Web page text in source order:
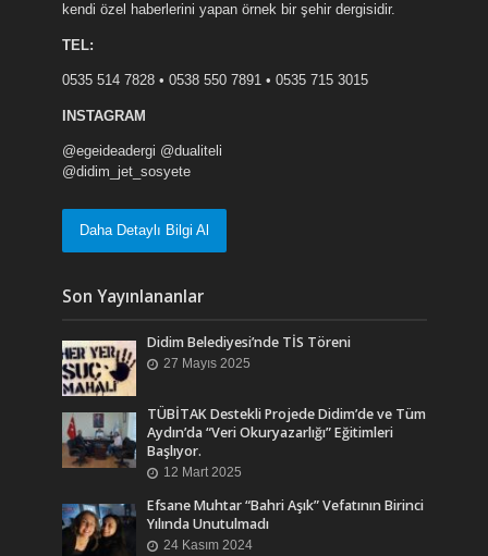
kendi özel haberlerini yapan örnek bir şehir dergisidir.
TEL:
0535 514 7828 • 0538 550 7891 • 0535 715 3015
INSTAGRAM
@egeideadergi @dualiteli
@didim_jet_sosyete
Daha Detaylı Bilgi Al
Son Yayınlananlar
Didim Belediyesi’nde TİS Töreni
27 Mayıs 2025
TÜBİTAK Destekli Projede Didim’de ve Tüm
Aydın’da “Veri Okuryazarlığı” Eğitimleri
Başlıyor.
12 Mart 2025
Efsane Muhtar “Bahri Aşık” Vefatının Birinci
Yılında Unutulmadı
24 Kasım 2024